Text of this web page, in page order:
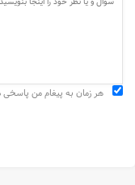
هر زمان به پیغام من پاسخی